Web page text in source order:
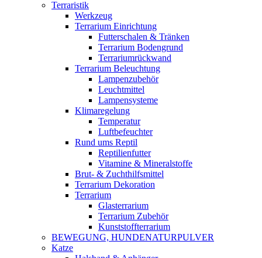
Terraristik
Werkzeug
Terrarium Einrichtung
Futterschalen & Tränken
Terrarium Bodengrund
Terrariumrückwand
Terrarium Beleuchtung
Lampenzubehör
Leuchtmittel
Lampensysteme
Klimaregelung
Temperatur
Luftbefeuchter
Rund ums Reptil
Reptilienfutter
Vitamine & Mineralstoffe
Brut- & Zuchthilfsmittel
Terrarium Dekoration
Terrarium
Glasterrarium
Terrarium Zubehör
Kunststoffterrarium
BEWEGUNG, HUNDENATURPULVER
Katze